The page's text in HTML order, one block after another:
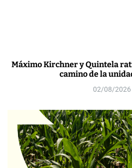
Máximo Kirchner y Quintela
camino de la
02/08/2026